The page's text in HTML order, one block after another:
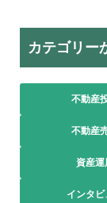
カテゴリー
不動産
不動産
資産運
インタビ